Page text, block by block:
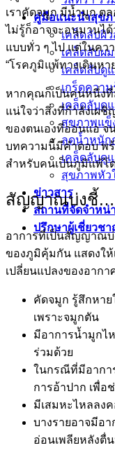
คู่มือแนะนำสุขภ
เคล็ดลับผิ
เคล็ดลับผ
เคล็ดลับดู
เกร็ดควา
เคล็ดลับดู
สุขภาพแข็
ลดน้ำหนัก
เคล็ดลับดู
สุขภาพหัว
ข่าวสาร
สถานที่จัดจำหน่
ปรึกษาผู้เชี่ยวช
เราคัดจมูก มีน้ำมูก ต
ไม่รู้ก็อาจจะอนุมานไ
แบบทั่ว ๆ ไป แต่ในค
“โรคภูมิแพ้ทางเดินหา
หากคุณก็เป็นคนหนึ่งที่
แน่ใจว่าสิ่งที่กำลังเผ
ของตนเองที่อ่อนแอ จ
บทความนี้มีคำตอบ พ
สำหรับคนเป็นภูมิแพ้โ
สัญญาณบ่งชี้…
อาการที่เป็นสัญญาณบ่
ของภูมิคุ้มกัน แสดงให้
เปลี่ยนแปลงของอาก
คัดจมูก รู้สึกหาย
เพราะจมูกตัน
มีอาการน้ำมูกไ
ร่วมด้วย
ในกรณีที่มีอากา
การอ้าปาก เพื่อ
มีเสมหะไหลลง
บางรายอาจมีอ
อ่อนเพลียหลังตื่